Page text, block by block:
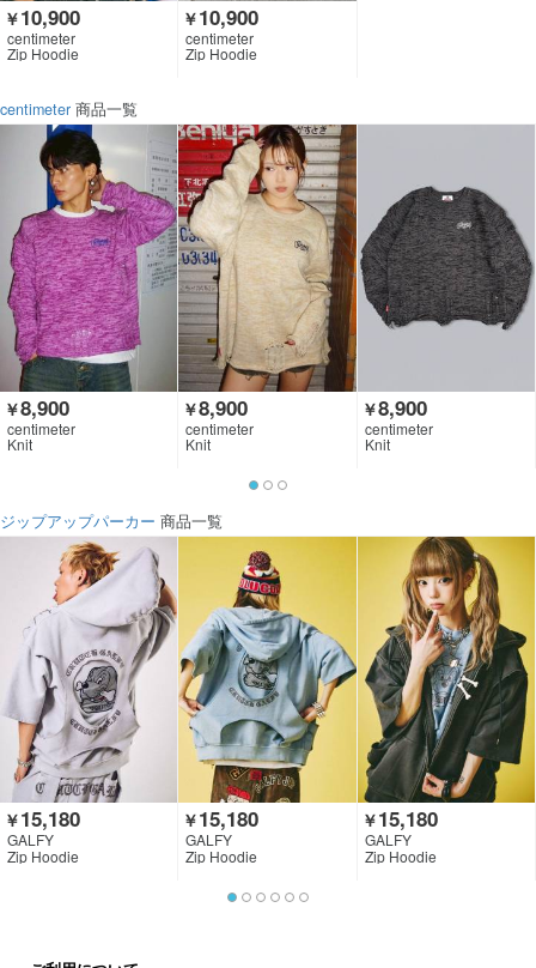
￥10,900
centimeter
Zip Hoodie
￥10,900
centimeter
Zip Hoodie
centimeter 商品一覧
￥8,900
centimeter
Knit
￥8,900
centimeter
Knit
￥8,900
centimeter
Knit
ジップアップパーカー 商品一覧
￥15,180
GALFY
Zip Hoodie
￥15,180
GALFY
Zip Hoodie
￥15,180
GALFY
Zip Hoodie